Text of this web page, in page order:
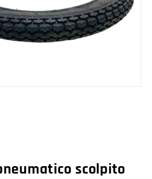
scolpito